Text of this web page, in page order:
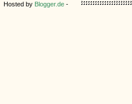
Hosted by Blogger.de-